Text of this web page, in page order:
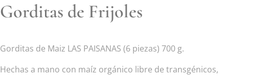
Gorditas de Frijoles
Gorditas de Maiz LAS PAISANAS (6 piezas) 700 g.
Hechas a mano con maíz orgánico libre de transgénicos,